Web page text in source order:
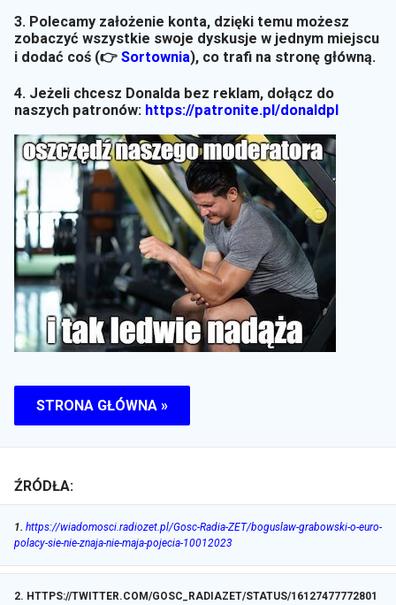
3. Polecamy założenie konta, dzięki temu możesz
zobaczyć wszystkie swoje dyskusje w jednym miejscu
i dodać coś (👉 Sortownia), co trafi na stronę główną.
4. Jeżeli chcesz Donalda bez reklam, dołącz do
naszych patronów: https://patronite.pl/donaldpl
STRONA GŁÓWNA »
ŹRÓDŁA:
1. https://wiadomosci.radiozet.pl/Gosc-Radia-ZET/boguslaw-grabowski-o-euro-
polacy-sie-nie-znaja-nie-maja-pojecia-10012023
2. HTTPS://TWITTER.COM/GOSC_RADIAZET/STATUS/16127477772801